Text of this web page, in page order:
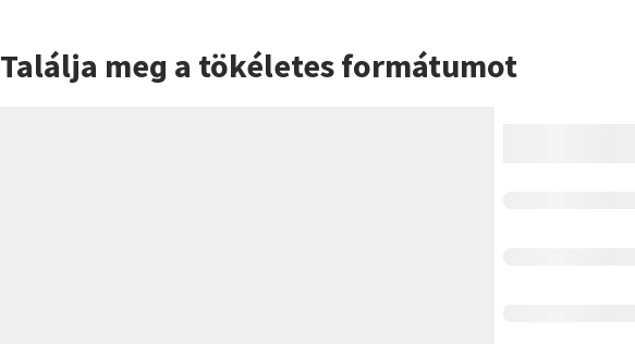
Találja meg a tökéletes formátumot